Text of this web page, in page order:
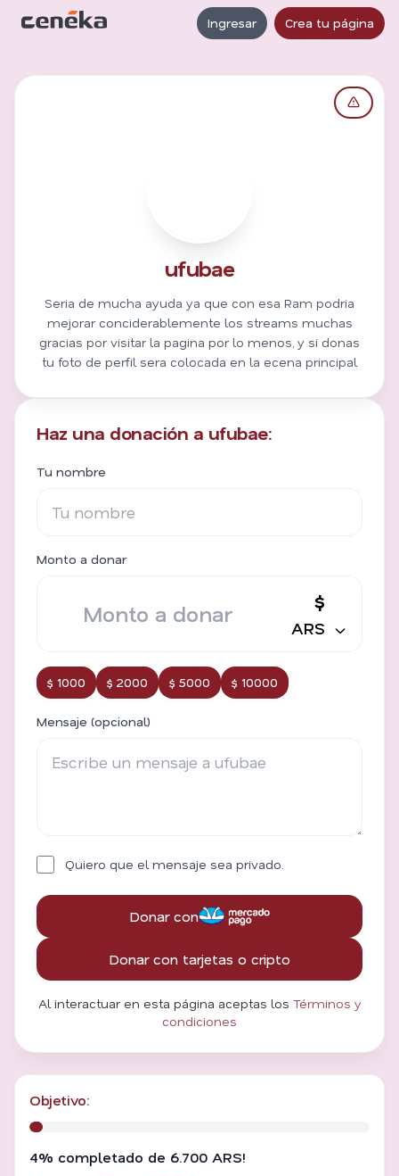
Ingresar Crea tu página
ufubae
Seria de mucha ayuda ya que con esa Ram podria
mejorar conciderablemente los streams muchas
gracias por visitar la pagina por lo menos, y si donas
tu foto de perfil sera colocada en la ecena principal
Haz una donación a ufubae:
Tu nombre
Monto a donar
$
ARS
$ 1000 $ 2000 $ 5000 $ 10000
Mensaje (opcional)
Quiero que el mensaje sea privado.
Donar con
Donar con tarjetas o cripto
Al interactuar en esta página aceptas los Términos y
condiciones
Objetivo:
4% completado de 6.700 ARS!